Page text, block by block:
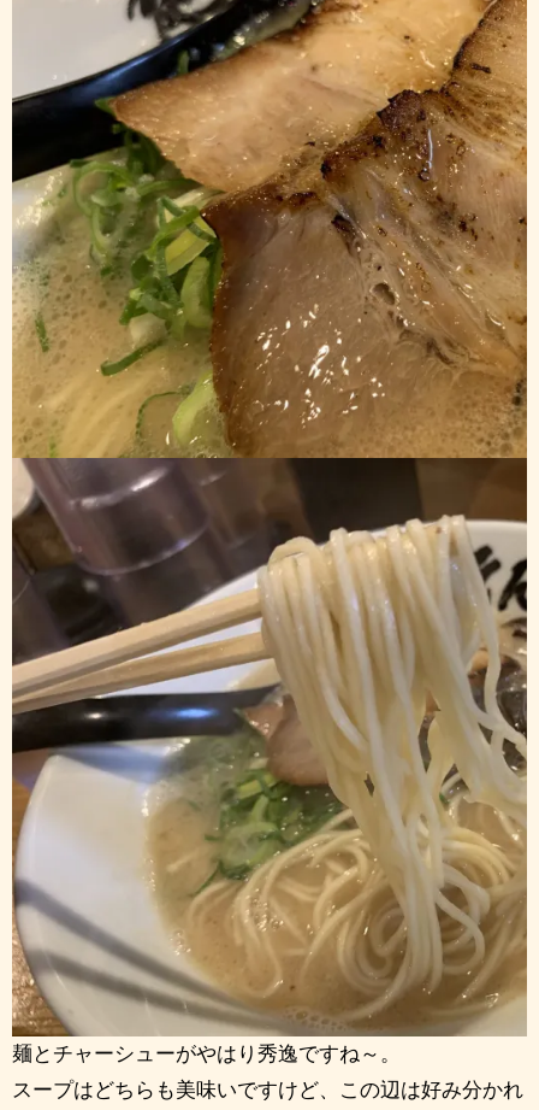
麺とチャーシューがやはり秀逸ですね～。
スープはどちらも美味いですけど、この辺は好み分かれ